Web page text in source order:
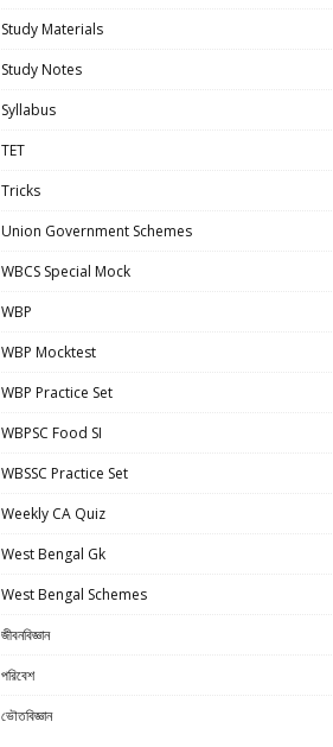
Study Materials
Study Notes
Syllabus
TET
Tricks
Union Government Schemes
WBCS Special Mock
WBP
WBP Mocktest
WBP Practice Set
WBPSC Food SI
WBSSC Practice Set
Weekly CA Quiz
West Bengal Gk
West Bengal Schemes
জীবনবিজ্ঞান
পরিবেশ
ভৌতবিজ্ঞান